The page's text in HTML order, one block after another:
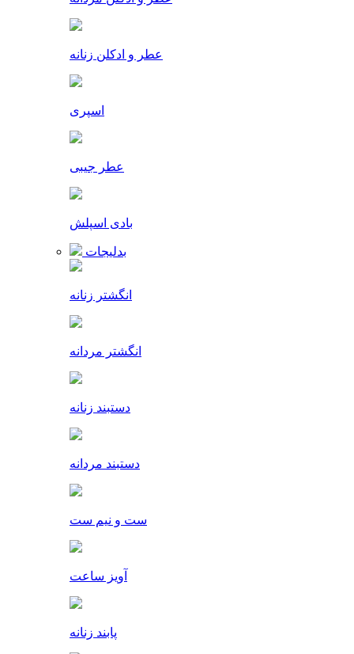
عطر و ادکلن زنانه
اسپری
عطر جیبی
بادی اسپلش
بدلیجات
انگشتر زنانه
انگشتر مردانه
دستبند زنانه
دستبند مردانه
ست و نیم ست
آویز ساعت
پابند زنانه